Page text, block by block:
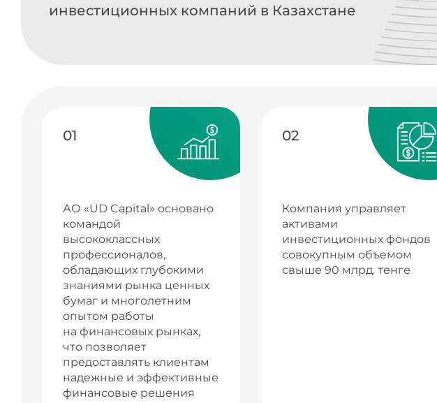
инвестиционных компаний в Казахстане
01
АО «UD Capital» основано
командой
высококлассных
профессионалов,
обладающих глубокими
знаниями рынка ценных
бумаг и многолетним
опытом работы
на финансовых рынках,
что позволяет
предоставлять клиентам
надежные и эффективные
финансовые решения
02
Компания управляет
активами
инвестиционных фондов
совокупным объемом
свыше 90 млрд. тенге